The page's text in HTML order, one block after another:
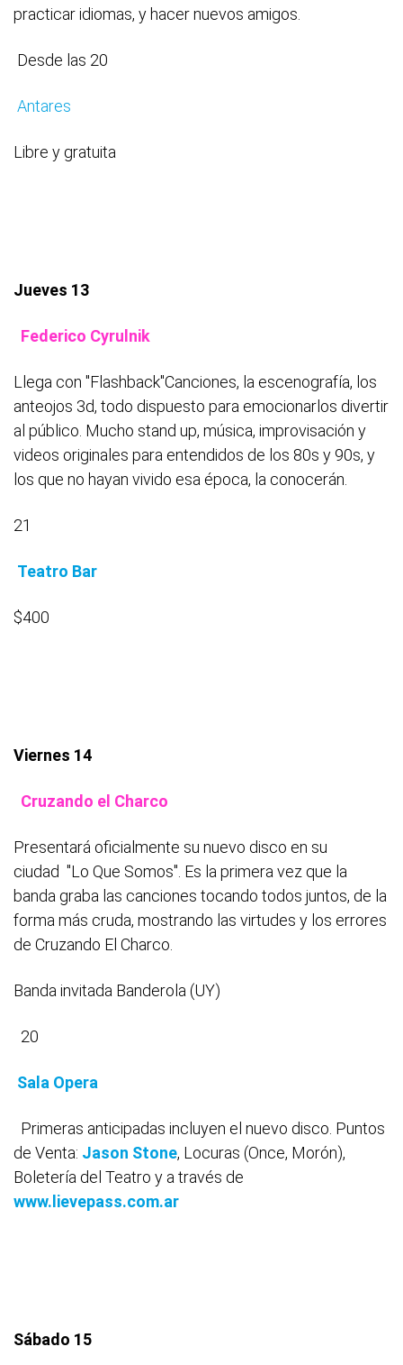
practicar idiomas, y hacer nuevos amigos.
Desde las 20
Antares
Libre y gratuita
Jueves 13
Federico Cyrulnik
Llega con "Flashback"Canciones, la escenografía, los
anteojos 3d, todo dispuesto para emocionarlos divertir
al público. Mucho stand up, música, improvisación y
videos originales para entendidos de los 80s y 90s, y
los que no hayan vivido esa época, la conocerán.
21
Teatro Bar
$400
Viernes 14
Cruzando el Charco
Presentará oficialmente su nuevo disco en su
ciudad "Lo Que Somos". Es la primera vez que la
banda graba las canciones tocando todos juntos, de la
forma más cruda, mostrando las virtudes y los errores
de Cruzando El Charco.
Banda invitada Banderola (UY)
20
Sala Opera
Primeras anticipadas incluyen el nuevo disco. Puntos
de Venta: Jason Stone, Locuras (Once, Morón),
Boletería del Teatro y a través de
www.lievepass.com.ar
Sábado 15